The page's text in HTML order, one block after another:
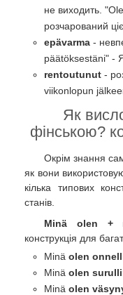
не виходить.
розчарований
epävarma -
päätöksestäni" -
rentoutunut -
viikonlopun
Як
фінською?
Окрім знання
як вони
кілька типових
станів.
Minä olen +
конструкція для
Minä olen
Minä olen
Minä olen